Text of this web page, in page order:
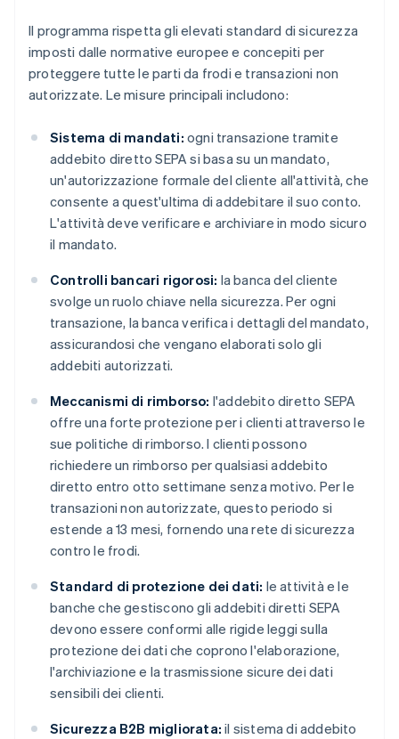
Il programma rispetta gli elevati standard di sicurezza
imposti dalle normative europee e concepiti per
proteggere tutte le parti da frodi e transazioni non
autorizzate. Le misure principali includono:
Sistema di mandati: ogni transazione tramite
addebito diretto SEPA si basa su un mandato,
un'autorizzazione formale del cliente all'attività, che
consente a quest'ultima di addebitare il suo conto.
L'attività deve verificare e archiviare in modo sicuro
il mandato.
Controlli bancari rigorosi: la banca del cliente
svolge un ruolo chiave nella sicurezza. Per ogni
transazione, la banca verifica i dettagli del mandato,
assicurandosi che vengano elaborati solo gli
addebiti autorizzati.
Meccanismi di rimborso: l'addebito diretto SEPA
offre una forte protezione per i clienti attraverso le
sue politiche di rimborso. I clienti possono
richiedere un rimborso per qualsiasi addebito
diretto entro otto settimane senza motivo. Per le
transazioni non autorizzate, questo periodo si
estende a 13 mesi, fornendo una rete di sicurezza
contro le frodi.
Standard di protezione dei dati: le attività e le
banche che gestiscono gli addebiti diretti SEPA
devono essere conformi alle rigide leggi sulla
protezione dei dati che coprono l'elaborazione,
l'archiviazione e la trasmissione sicure dei dati
sensibili dei clienti.
Sicurezza B2B migliorata: il sistema di addebito